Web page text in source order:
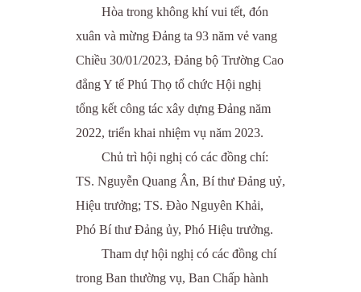
Hòa trong không khí vui tết, đón
xuân và mừng Đảng ta 93 năm vẻ vang
Chiều 30/01/2023, Đảng bộ Trường Cao
đẳng Y tế Phú Thọ tổ chức Hội nghị
tổng kết công tác xây dựng Đảng năm
2022, triển khai nhiệm vụ năm 2023.
Chủ trì hội nghị có các đồng chí:
TS. Nguyễn Quang Ân, Bí thư Đảng uỷ,
Hiệu trưởng; TS. Đào Nguyên Khải,
Phó Bí thư Đảng ủy, Phó Hiệu trưởng.
Tham dự hội nghị có các đồng chí
trong Ban thường vụ, Ban Chấp hành